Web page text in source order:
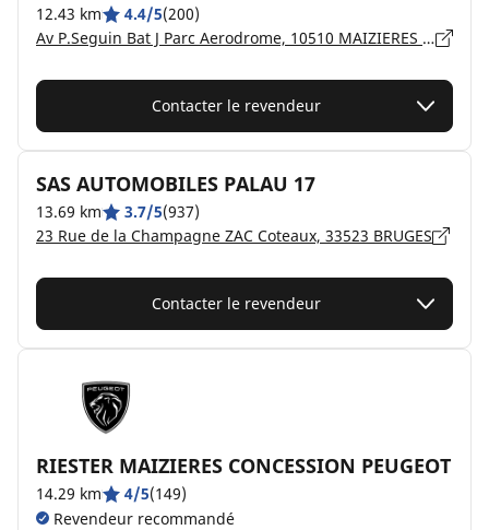
12.43 km 4.4/5(200)
Av P.Seguin Bat J Parc Aerodrome, 10510 MAIZIERES LA GRANDE PAROISSE
Contacter le revendeur
SAS AUTOMOBILES PALAU 17
13.69 km 3.7/5(937)
23 Rue de la Champagne ZAC Coteaux, 33523 BRUGES
Contacter le revendeur
RIESTER MAIZIERES CONCESSION PEUGEOT
14.29 km 4/5(149)
Revendeur recommandé